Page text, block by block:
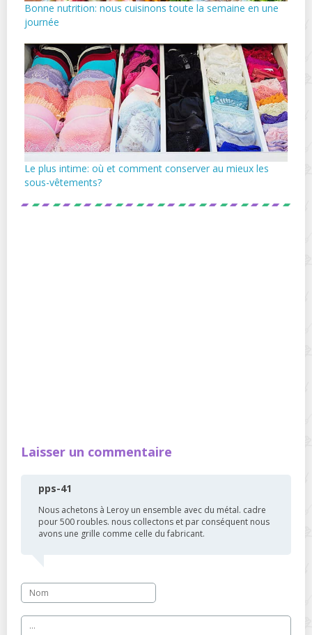
Bonne nutrition: nous cuisinons toute la semaine en une
journée
Le plus intime: où et comment conserver au mieux les
sous-vêtements?
Laisser un commentaire
pps-41
Nous achetons à Leroy un ensemble avec du métal. cadre
pour 500 roubles. nous collectons et par conséquent nous
avons une grille comme celle du fabricant.